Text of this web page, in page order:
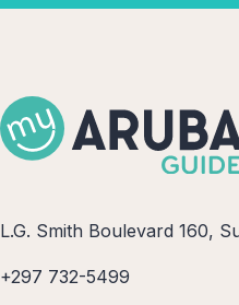
L.G. Smith Boulevard 160,
+297 732-5499